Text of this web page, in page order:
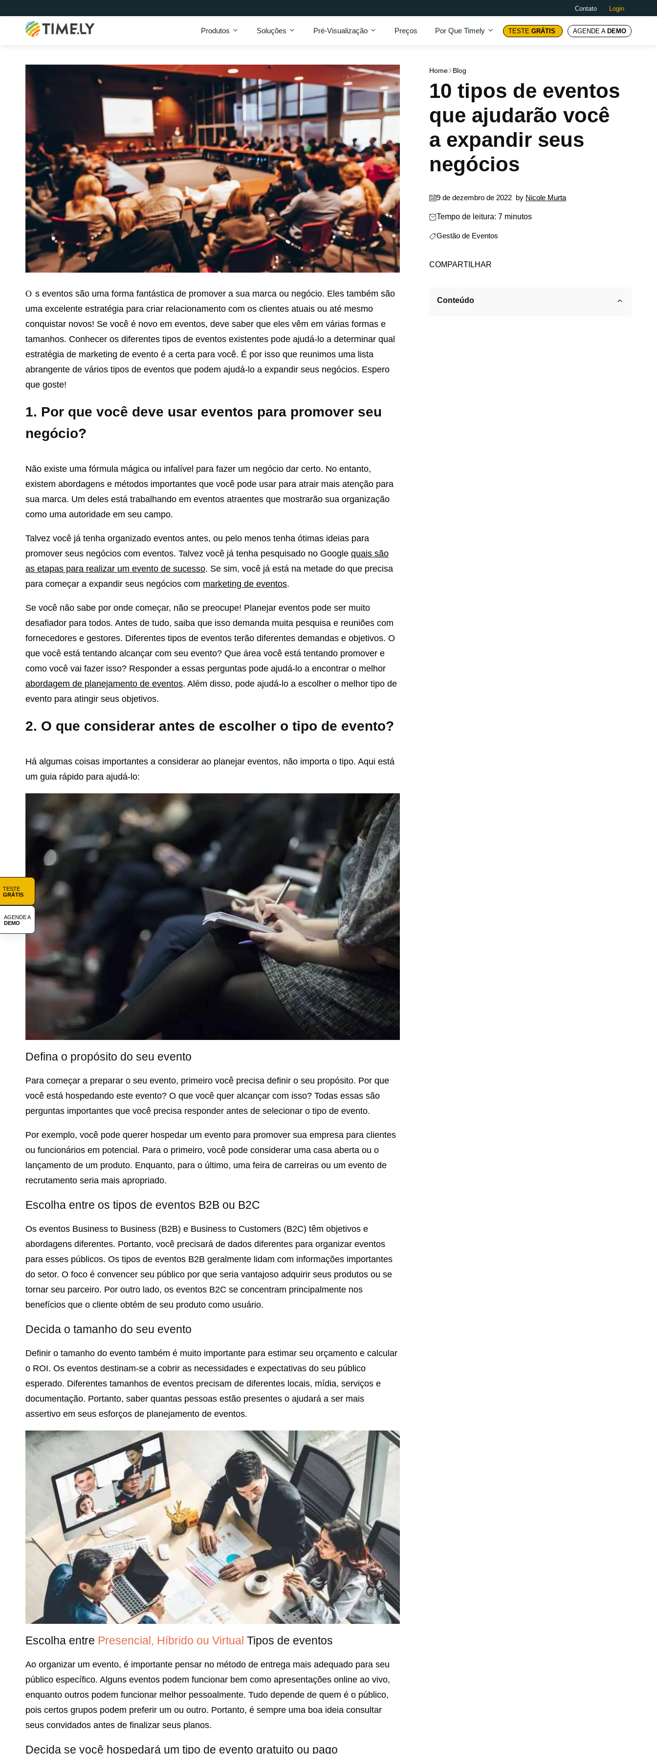
Contato Login
Timely
Produtos Soluções Pré-Visualização Preços Por Que Timely TESTE GRÁTIS AGENDE A DEMO
TESTE
GRÁTIS
AGENDE A
DEMO
Home Blog
10 tipos de eventos
que ajudarão você
a expandir seus
negócios
9 de dezembro de 2022 by Nicole Murta
Tempo de leitura: 7 minutos
Gestão de Eventos
COMPARTILHAR
Os eventos são uma forma fantástica de promover a sua marca ou negócio. Eles também são
uma excelente estratégia para criar relacionamento com os clientes atuais ou até mesmo
conquistar novos! Se você é novo em eventos, deve saber que eles vêm em várias formas e
tamanhos. Conhecer os diferentes tipos de eventos existentes pode ajudá-lo a determinar qual
estratégia de marketing de evento é a certa para você. É por isso que reunimos uma lista
abrangente de vários tipos de eventos que podem ajudá-lo a expandir seus negócios. Espero
que goste!
1. Por que você deve usar eventos para promover seu
negócio?
Não existe uma fórmula mágica ou infalível para fazer um negócio dar certo. No entanto,
existem abordagens e métodos importantes que você pode usar para atrair mais atenção para
sua marca. Um deles está trabalhando em eventos atraentes que mostrarão sua organização
como uma autoridade em seu campo.
Talvez você já tenha organizado eventos antes, ou pelo menos tenha ótimas ideias para
promover seus negócios com eventos. Talvez você já tenha pesquisado no Google quais são
as etapas para realizar um evento de sucesso. Se sim, você já está na metade do que precisa
para começar a expandir seus negócios com marketing de eventos.
Se você não sabe por onde começar, não se preocupe! Planejar eventos pode ser muito
desafiador para todos. Antes de tudo, saiba que isso demanda muita pesquisa e reuniões com
fornecedores e gestores. Diferentes tipos de eventos terão diferentes demandas e objetivos. O
que você está tentando alcançar com seu evento? Que área você está tentando promover e
como você vai fazer isso? Responder a essas perguntas pode ajudá-lo a encontrar o melhor
abordagem de planejamento de eventos. Além disso, pode ajudá-lo a escolher o melhor tipo de
evento para atingir seus objetivos.
2. O que considerar antes de escolher o tipo de evento?
Há algumas coisas importantes a considerar ao planejar eventos, não importa o tipo. Aqui está
um guia rápido para ajudá-lo:
Defina o propósito do seu evento
Para começar a preparar o seu evento, primeiro você precisa definir o seu propósito. Por que
você está hospedando este evento? O que você quer alcançar com isso? Todas essas são
perguntas importantes que você precisa responder antes de selecionar o tipo de evento.
Por exemplo, você pode querer hospedar um evento para promover sua empresa para clientes
ou funcionários em potencial. Para o primeiro, você pode considerar uma casa aberta ou o
lançamento de um produto. Enquanto, para o último, uma feira de carreiras ou um evento de
recrutamento seria mais apropriado.
Escolha entre os tipos de eventos B2B ou B2C
Os eventos Business to Business (B2B) e Business to Customers (B2C) têm objetivos e
abordagens diferentes. Portanto, você precisará de dados diferentes para organizar eventos
para esses públicos. Os tipos de eventos B2B geralmente lidam com informações importantes
do setor. O foco é convencer seu público por que seria vantajoso adquirir seus produtos ou se
tornar seu parceiro. Por outro lado, os eventos B2C se concentram principalmente nos
benefícios que o cliente obtém de seu produto como usuário.
Decida o tamanho do seu evento
Definir o tamanho do evento também é muito importante para estimar seu orçamento e calcular
o ROI. Os eventos destinam-se a cobrir as necessidades e expectativas do seu público
esperado. Diferentes tamanhos de eventos precisam de diferentes locais, mídia, serviços e
documentação. Portanto, saber quantas pessoas estão presentes o ajudará a ser mais
assertivo em seus esforços de planejamento de eventos.
Escolha entre Presencial, Híbrido ou Virtual Tipos de eventos
Ao organizar um evento, é importante pensar no método de entrega mais adequado para seu
público específico. Alguns eventos podem funcionar bem como apresentações online ao vivo,
enquanto outros podem funcionar melhor pessoalmente. Tudo depende de quem é o público,
pois certos grupos podem preferir um ou outro. Portanto, é sempre uma boa ideia consultar
seus convidados antes de finalizar seus planos.
Decida se você hospedará um tipo de evento gratuito ou pago
Conteúdo